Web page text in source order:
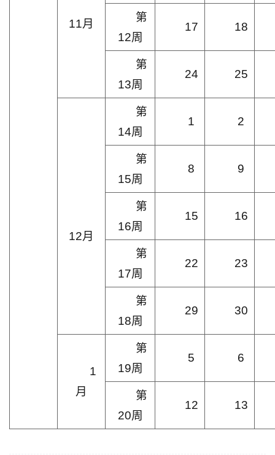
11月
第
12周
17 18
第
13周
24 25
12月
第
14周
1 2
第
15周
8 9
第
16周
15 16
第
17周
22 23
第
18周
29 30
1
月
第
19周
5 6
第
20周
12 13